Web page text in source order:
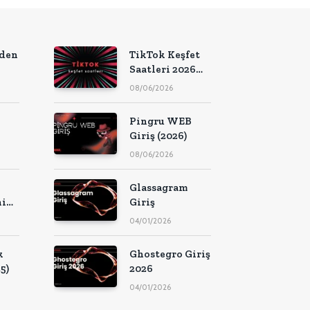
TikTok Keşfet
Saatleri 2026
(Güncel Liste)
08/06/2026
Pingru WEB
Giriş (2026)
08/06/2026
Glassagram
Giriş
04/01/2026
Ghostegro Giriş
2026
04/01/2026